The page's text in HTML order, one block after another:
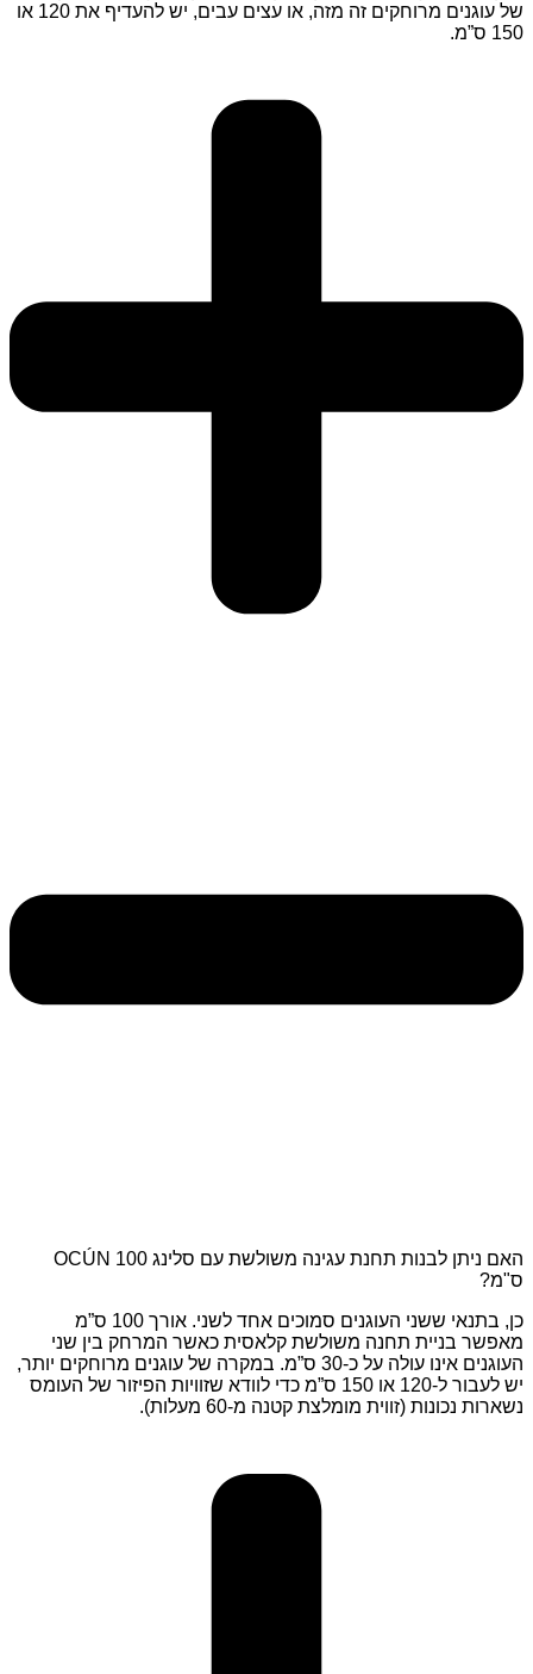
של עוגנים מרוחקים זה מזה, או עצים עבים, יש להעדיף את 120 או
150 ס”מ.
האם ניתן לבנות תחנת עגינה משולשת עם סלינג OCÚN 100
ס"מ?
כן, בתנאי ששני העוגנים סמוכים אחד לשני. אורך 100 ס”מ
מאפשר בניית תחנה משולשת קלאסית כאשר המרחק בין שני
העוגנים אינו עולה על כ-30 ס”מ. במקרה של עוגנים מרוחקים יותר,
יש לעבור ל-120 או 150 ס”מ כדי לוודא שזוויות הפיזור של העומס
נשארות נכונות (זווית מומלצת קטנה מ-60 מעלות).